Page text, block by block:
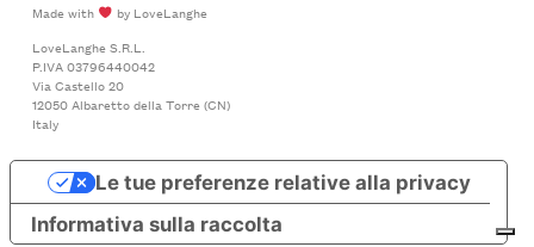
Made with
by LoveLanghe
LoveLanghe S.R.L.
P.IVA 03796440042
Via Castello 20
12050 Albaretto della Torre (CN)
Italy
Informativa sulla raccolta
Le tue preferenze relative alla privacy